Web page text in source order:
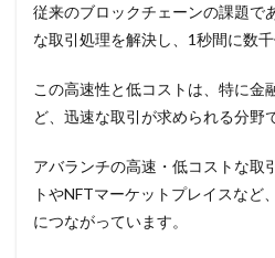
従来のブロックチェーンの課題で
な取引処理を解決し、1秒間に数
この高速性と低コストは、特に金
ど、迅速な取引が求められる分野
アバランチの高速・低コストな取
トやNFTマーケットプレイスなど
につながっています。